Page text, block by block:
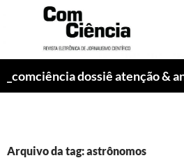
_comciência dossiê atenção &
Arquivo da tag: astrônomos